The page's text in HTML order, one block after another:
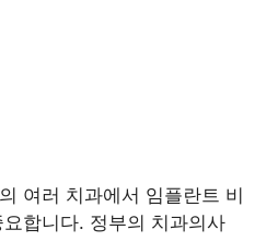
여러 치과에서 임플란트 비
합니다. 정부의 치과의사